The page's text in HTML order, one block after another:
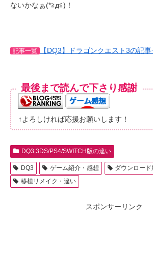
ないかなぁ(*≧д≦)！
記事一覧 【DQ3】ドラゴンクエスト3の記
最後まで読んで下さり感謝
↑よろしければ応援お願いします！
DQ3:3DS/PS4/SWITCH版の違い
DQ3 ゲーム紹介・感想 ダウンロード
移植リメイク・違い
スポンサーリンク